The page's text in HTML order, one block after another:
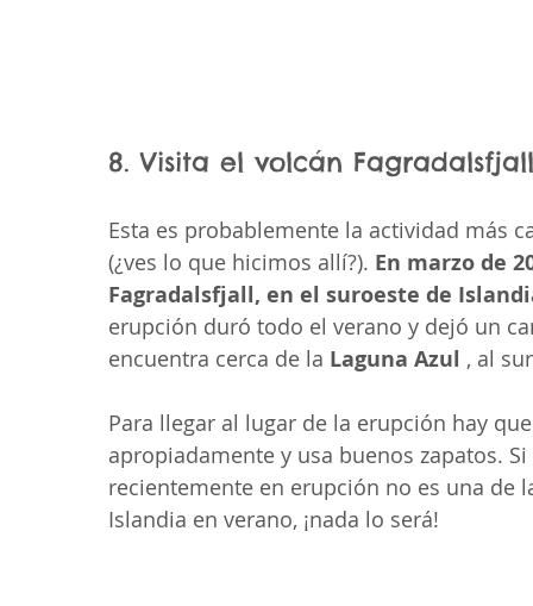
8. Visita el volcán Fagradalsfjall
Esta es probablemente la actividad más
(¿ves lo que hicimos allí?). En marzo de
Fagradalsfjall, en el suroeste de
erupción duró todo el verano y dejó un
encuentra cerca de la Laguna Azul , al
Para llegar al lugar de la erupción hay
apropiadamente y usa buenos zapatos.
recientemente en erupción no es una de
Islandia en verano, ¡nada lo será!